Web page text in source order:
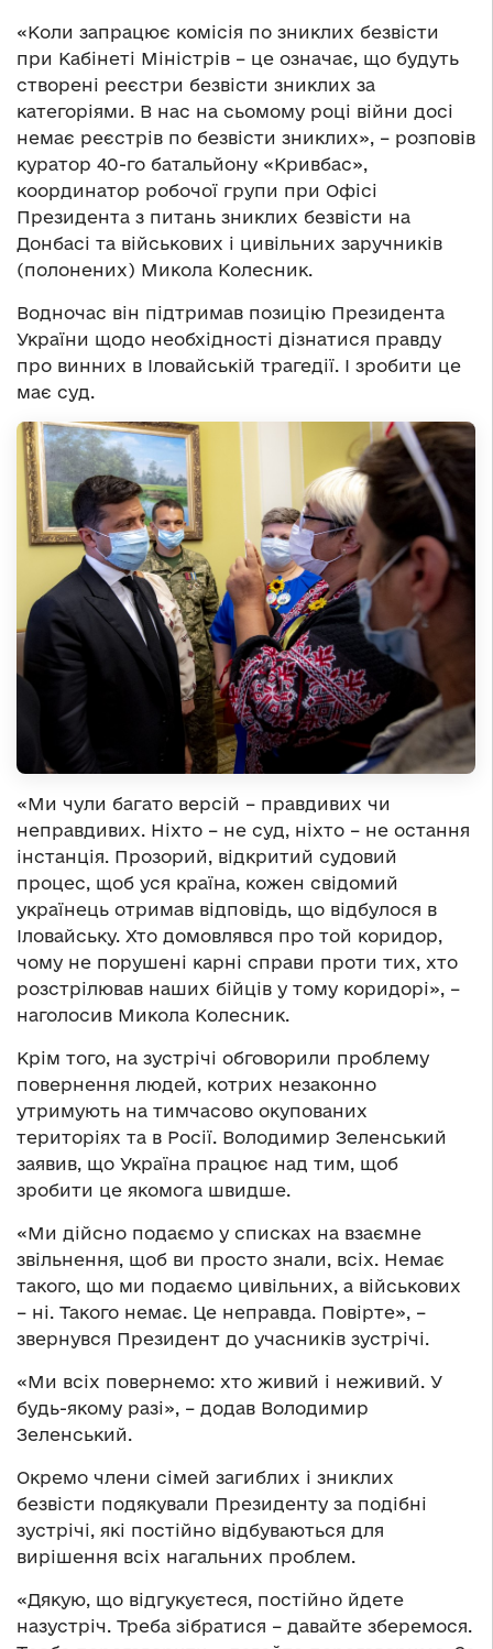
«Коли запрацює комісія по зниклих безвісти
при Кабінеті Міністрів – це означає, що будуть
створені реєстри безвісти зниклих за
категоріями. В нас на сьомому році війни досі
немає реєстрів по безвісти зниклих», – розповів
куратор 40-го батальйону «Кривбас»,
координатор робочої групи при Офісі
Президента з питань зниклих безвісти на
Донбасі та військових і цивільних заручників
(полонених) Микола Колесник.
Водночас він підтримав позицію Президента
України щодо необхідності дізнатися правду
про винних в Іловайській трагедії. І зробити це
має суд.
«Ми чули багато версій – правдивих чи
неправдивих. Ніхто – не суд, ніхто – не остання
інстанція. Прозорий, відкритий судовий
процес, щоб уся країна, кожен свідомий
українець отримав відповідь, що відбулося в
Іловайську. Хто домовлявся про той коридор,
чому не порушені карні справи проти тих, хто
розстрілював наших бійців у тому коридорі», –
наголосив Микола Колесник.
Крім того, на зустрічі обговорили проблему
повернення людей, котрих незаконно
утримують на тимчасово окупованих
територіях та в Росії. Володимир Зеленський
заявив, що Україна працює над тим, щоб
зробити це якомога швидше.
«Ми дійсно подаємо у списках на взаємне
звільнення, щоб ви просто знали, всіх. Немає
такого, що ми подаємо цивільних, а військових
– ні. Такого немає. Це неправда. Повірте», –
звернувся Президент до учасників зустрічі.
«Ми всіх повернемо: хто живий і неживий. У
будь-якому разі», – додав Володимир
Зеленський.
Окремо члени сімей загиблих і зниклих
безвісти подякували Президенту за подібні
зустрічі, які постійно відбуваються для
вирішення всіх нагальних проблем.
«Дякую, що відгукуєтеся, постійно йдете
назустріч. Треба зібратися – давайте зберемося.